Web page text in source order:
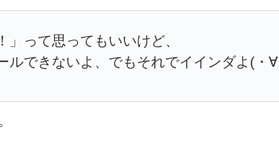
」って思ってもいいけど、
できないよ、でもそれでイインダよ(・